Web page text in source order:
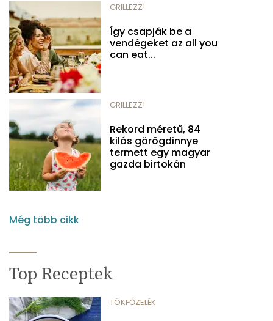
GRILLEZZ!
Így csapják be a
vendégeket az all you
can eat...
GRILLEZZ!
Rekord méretű, 84
kilós görögdinnye
termett egy magyar
gazda birtokán
Még több cikk
Top Receptek
TÖKFŐZELÉK